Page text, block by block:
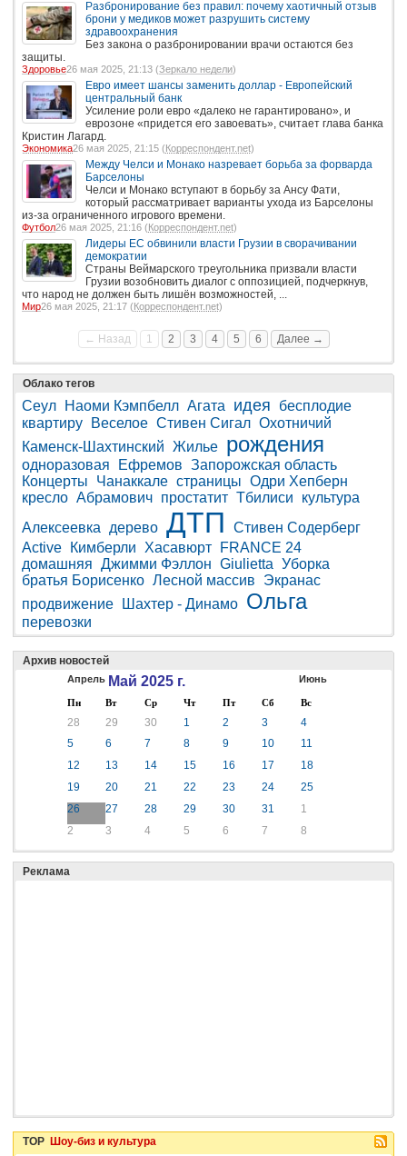
Разбронирование без правил: почему хаотичный отзыв
брони у медиков может разрушить систему
здравоохранения
Без закона о разбронировании врачи остаются без
защиты.
Здоровье26 мая 2025, 21:13 (Зеркало недели)
Евро имеет шансы заменить доллар - Европейский
центральный банк
Усиление роли евро «далеко не гарантировано», и
еврозоне «придется его завоевать», считает глава банка
Кристин Лагард.
Экономика26 мая 2025, 21:15 (Корреспондент.net)
Между Челси и Монако назревает борьба за форварда
Барселоны
Челси и Монако вступают в борьбу за Ансу Фати,
который рассматривает варианты ухода из Барселоны
из-за ограниченного игрового времени.
Футбол26 мая 2025, 21:16 (Корреспондент.net)
Лидеры ЕС обвинили власти Грузии в сворачивании
демократии
Страны Веймарского треугольника призвали власти
Грузии возобновить диалог с оппозицией, подчеркнув,
что народ не должен быть лишён возможностей, ...
Мир26 мая 2025, 21:17 (Корреспондент.net)
← Назад 1 2 3 4 5 6 Далее →
Облако тегов
Сеул Наоми Кэмпбелл Агата идея
бесплодие
квартиру
Веселое Стивен Сигал Охотничий
Каменск-Шахтинский Жилье рождения
одноразовая Ефремов Запорожская область
Концерты
Чанаккале страницы Одри Хепберн
кресло Абрамович простатит Тбилиси
культура
Алексеевка
дерево ДТП
Стивен Содерберг
Active
Кимберли Хасавюрт
FRANCE 24
домашняя Джимми Фэллон Giulietta Уборка
братья Борисенко Лесной массив
Экранас
продвижение
Шахтер - Динамо Ольга
перевозки
Архив новостей
Апрель Май 2025 г. Июнь
Пн Вт Ср Чт Пт Сб Вс
28 29 30 1 2 3
4
5
6 7 8 9 10
11
12
13 14 15 16 17
18
19
20 21 22 23 24
25
26
27 28 29 30 31
1
2
3 4 5 6 7 8
Реклама
TOP Шоу-биз и культура